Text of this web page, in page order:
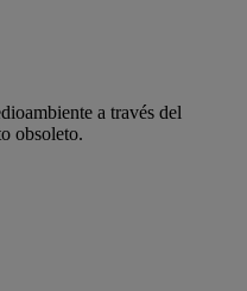
a través del
obsoleto.